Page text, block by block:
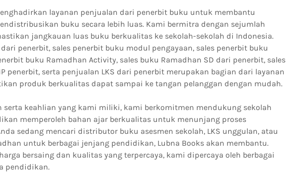
layanan penjualan dari penerbit buku untuk membantu
buku secara lebih luas. Kami bermitra dengan sejumlah
jangkauan luas buku berkualitas ke sekolah-sekolah di Indonesia.
dari penerbit, sales penerbit buku modul pengayaan, sales penerbit buku
buku Ramadhan Activity, sales buku Ramadhan SD dari penerbit, sales
penerbit, serta penjualan LKS dari penerbit merupakan bagian dari layanan
produk berkualitas dapat sampai ke tangan pelanggan dengan mudah.
serta keahlian yang kami miliki, kami berkomitmen mendukung sekolah
memperoleh bahan ajar berkualitas untuk menunjang proses
sedang mencari distributor buku asesmen sekolah, LKS unggulan, atau
untuk berbagai jenjang pendidikan, Lubna Books akan membantu.
bersaing dan kualitas yang terpercaya, kami dipercaya oleh berbagai
pendidikan.